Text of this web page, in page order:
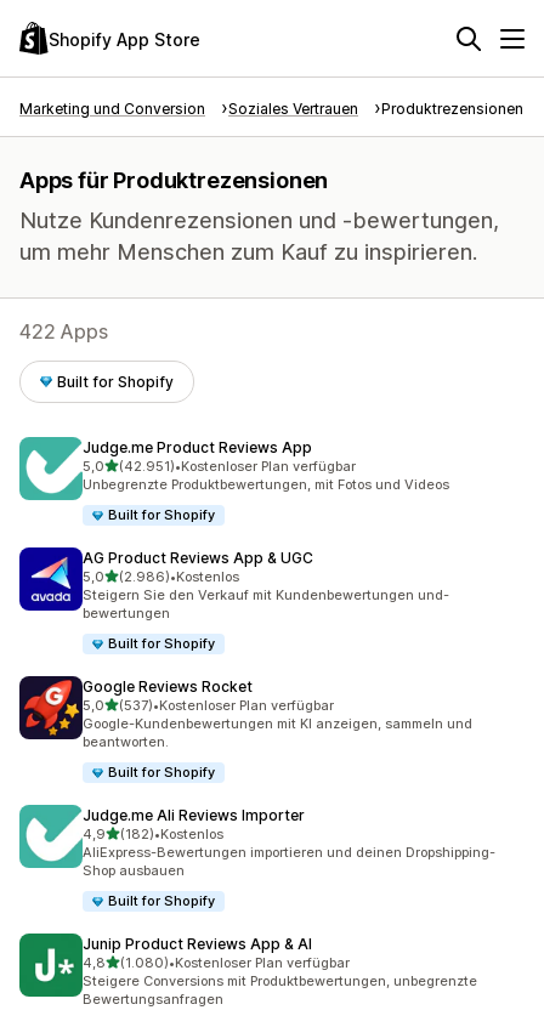
Shopify App Store
Marketing und Conversion Soziales Vertrauen Produktrezensionen
Apps für Produktrezensionen
Nutze Kundenrezensionen und -bewertungen,
um mehr Menschen zum Kauf zu inspirieren.
422 Apps
Built for Shopify
Judge.me Product Reviews App
5,0von 5 Sternen
(42.951)
42951 Rezensionen insgesamt
•Kostenloser Plan verfügbar
Unbegrenzte Produktbewertungen, mit Fotos und Videos
Built for Shopify
AG Product Reviews App & UGC
5,0von 5 Sternen
(2.986)
2986 Rezensionen insgesamt
•Kostenlos
Steigern Sie den Verkauf mit Kundenbewertungen und-
bewertungen
Built for Shopify
Google Reviews Rocket
5,0von 5 Sternen
(537)
537 Rezensionen insgesamt
•Kostenloser Plan verfügbar
Google-Kundenbewertungen mit KI anzeigen, sammeln und
beantworten.
Built for Shopify
Judge.me Ali Reviews Importer
4,9von 5 Sternen
(182)
182 Rezensionen insgesamt
•Kostenlos
AliExpress-Bewertungen importieren und deinen Dropshipping-
Shop ausbauen
Built for Shopify
Junip Product Reviews App & AI
4,8von 5 Sternen
(1.080)
1080 Rezensionen insgesamt
•Kostenloser Plan verfügbar
Steigere Conversions mit Produktbewertungen, unbegrenzte
Bewertungsanfragen